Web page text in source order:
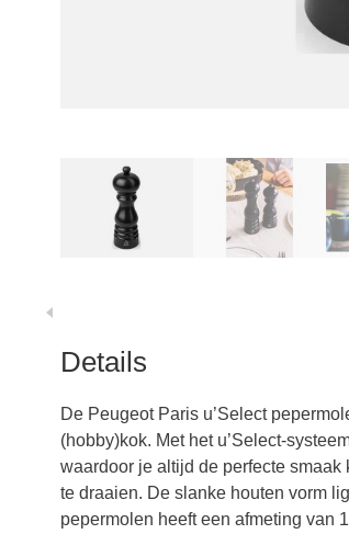
Details
De Peugeot Paris u’Select
(hobby)kok. Met het u’Select-
waardoor je altijd de perfecte
te draaien. De slanke houten vorm
pepermolen heeft een afmeting van